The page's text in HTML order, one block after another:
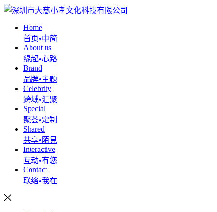
Home
首页•中简
About us
缘起•心路
Brand
品牌•主题
Celebrity
跨域•汇聚
Special
聚荟•定制
Shared
共享•陌見
Interactive
互动•有您
Contact
联络•我在